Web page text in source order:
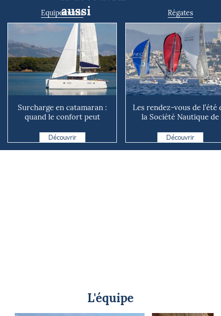
aussi
Equipements
Surcharge en catamaran :
quand le confort peut
Découvrir
Régates
Les rendez-vous de l’été
la Société Nautique de
Découvrir
L'équipe